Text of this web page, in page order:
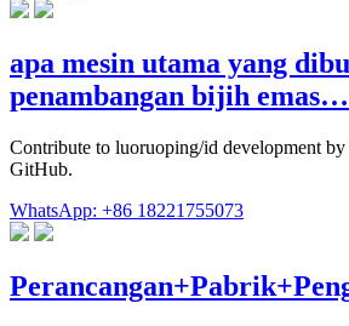
apa mesin utama yang
penambangan bijih emas…
Contribute to luoruoping/id development by
GitHub.
WhatsApp: +86 18221755073